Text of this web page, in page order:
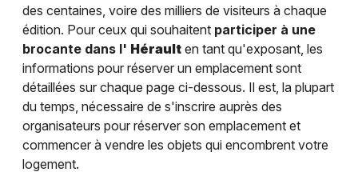
des centaines, voire des milliers de visiteurs à chaque
édition. Pour ceux qui souhaitent participer à une
brocante dans l' Hérault en tant qu'exposant, les
informations pour réserver un emplacement sont
détaillées sur chaque page ci-dessous. Il est, la plupart
du temps, nécessaire de s'inscrire auprès des
organisateurs pour réserver son emplacement et
commencer à vendre les objets qui encombrent votre
logement.